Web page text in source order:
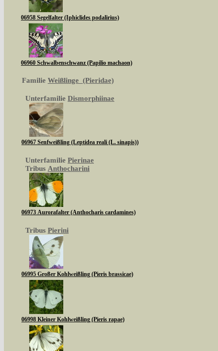
06958 Segelfalter (Iphiclides podalirius)
06960 Schwalbenschwanz (Papilio machaon)
Familie Weißlinge (Pieridae)
Unterfamilie Dismorphiinae
06967 Senfweißling (Leptidea reali (L. sinapis))
Unterfamilie Pierinae
Tribus Anthocharini
06973 Aurorafalter (Anthocharis cardamines)
Tribus Pierini
06995 Großer Kohlweißling (Pieris brassicae)
06998 Kleiner Kohlweißling (Pieris rapae)